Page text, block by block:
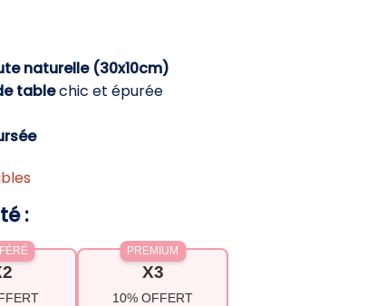
naturelle (30x10cm)
tablechic et épurée
:
X3
10% OFFERT
PREMIUM